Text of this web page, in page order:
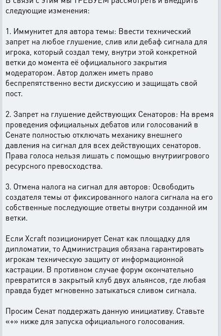
следующие изменения:
1. Иммунитет для автора темы: Ввести технический
запрет на любое глушение, слив или дебаф сигнала для
игрока, который создал тему, внутри этой конкретной
ветки до момента её официального закрытия
модератором. Автор должен иметь право
беспрепятственно вести дискуссию и защищать свой
пост.
2. Запрет на глушение действующих Сенаторов: На время
проведения официальных дебатов или голосований в
Сенате полностью отключать механику внешнего
давления на сигнал для всех действующих сенаторов.
Права голоса нельзя лишать с помощью внутриигрового
ресурсного превосходства.
3. Отмена налога на сигнал для авторов: Освободить
создателя темы от фиксированного налога сигнала на его
собственные последующие ответы внутри созданной им
ветки.
Если Xcraft позиционирует Сенат как площадку для
дипломатии, то Администрация обязана гарантировать
игрокам техническую защиту от информационной
кастрации. В противном случае форум окончательно
превратится в закрытый клуб двух альянсов, где любая
правда будет мгновенно затыкаться сливом сигнала.
Просим Сенат поддержать данную инициативу. Ставьте
«+» ниже для запуска официального голосования.